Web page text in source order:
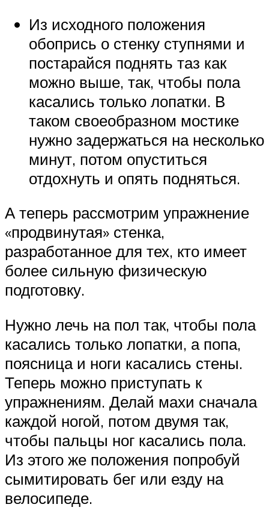
Из исходного положения
обопрись о стенку ступнями и
постарайся поднять таз как
можно выше, так, чтобы пола
касались только лопатки. В
таком своеобразном мостике
нужно задержаться на несколько
минут, потом опуститься
отдохнуть и опять подняться.
А теперь рассмотрим упражнение
«продвинутая» стенка,
разработанное для тех, кто имеет
более сильную физическую
подготовку.
Нужно лечь на пол так, чтобы пола
касались только лопатки, а попа,
поясница и ноги касались стены.
Теперь можно приступать к
упражнениям. Делай махи сначала
каждой ногой, потом двумя так,
чтобы пальцы ног касались пола.
Из этого же положения попробуй
сымитировать бег или езду на
велосипеде.